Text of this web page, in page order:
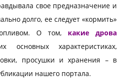
свое предназначение и
долго, ее следует «кормить»
О том, какие дрова
характеристиках,
просушки и хранения – в
нашего портала.